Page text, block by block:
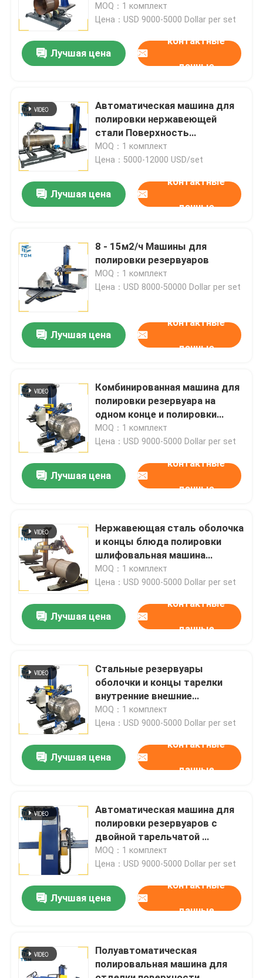
Продукты
О нас
Экскурсия по заводу
Свяжитесь с нами
Новости
Случаи
Машина для полировки резервуаров
MOQ：1 комплект
Цена：USD 9000-5000 Dollar per set
Лучшая цена
контактные
данные
Автоматическая машина для
полировки нержавеющей
стали Поверхность
резервуара 400 В
Автоматическая
MOQ：1 комплект
Цена：5000-12000 USD/set
Лучшая цена
контактные
данные
8 - 15м2/ч Машины для
полировки резервуаров
MOQ：1 комплект
Цена：USD 8000-50000 Dollar per set
Лучшая цена
контактные
данные
Комбинированная машина для
полировки резервуара на
одном конце и полировки
конца тарелки на другом
конце 2 в 1 автоматическая
MOQ：1 комплект
Цена：USD 9000-5000 Dollar per set
Лучшая цена
контактные
данные
Нержавеющая сталь оболочка
и концы блюда полировки
шлифовальная машина
автоматическая
полировальная машина
MOQ：1 комплект
Цена：USD 9000-5000 Dollar per set
Лучшая цена
контактные
данные
Стальные резервуары
оболочки и концы тарелки
внутренние внешние
поверхности полировальная
машина автоматический
MOQ：1 комплект
Цена：USD 9000-5000 Dollar per set
Лучшая цена
контактные
данные
Автоматическая машина для
полировки резервуаров с
двойной тарельчатой ​​
головкой и полировальным
станком от Trancar Industries.
MOQ：1 комплект
Цена：USD 9000-5000 Dollar per set
Лучшая цена
контактные
данные
Полуавтоматическая
полировальная машина для